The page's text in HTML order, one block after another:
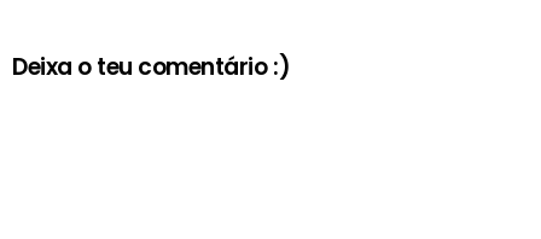
Deixa o teu comentário :)